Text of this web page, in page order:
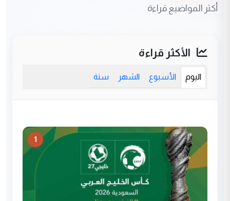
أكثر المواضيع قراءة
الأكثر قراءة
اليوم الأسبوع الشهر سنة
1